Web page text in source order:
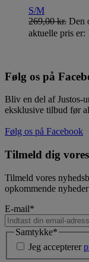
S/M
269,00kr. Den
aktuelle pris er:
Følg os på
Bliv en del af Justos-
eksklusive tilbud før
Følg os på Facebook
Tilmeld dig
Tilmeld vores
opkommende
E-mail*
Samtykke*
Jeg accepterer